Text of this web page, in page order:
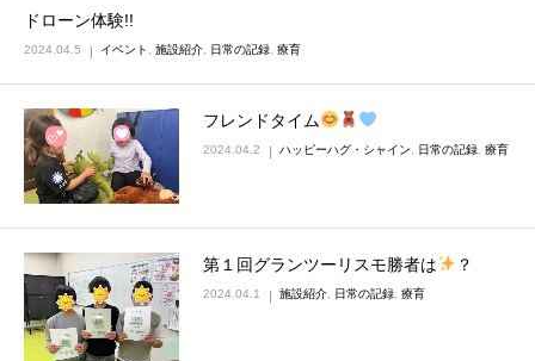
ドローン体験!!
2024.04.5 イベント 施設紹介 日常の記録 療育
フレンドタイム
2024.04.2 ハッピーハグ・シャイン 日常の記録 療育
第１回グランツーリスモ勝者は ？
2024.04.1 施設紹介 日常の記録 療育